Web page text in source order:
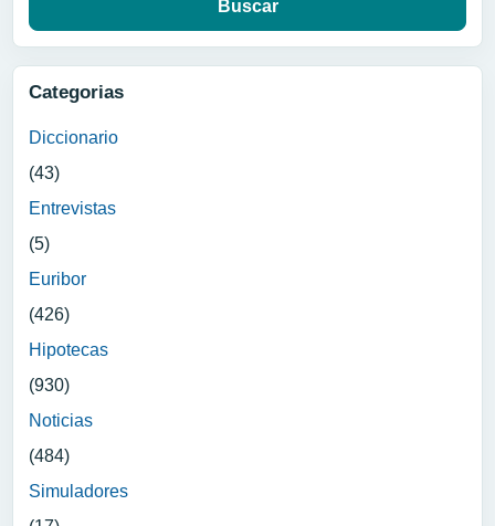
Categorias
Diccionario
(43)
Entrevistas
(5)
Euribor
(426)
Hipotecas
(930)
Noticias
(484)
Simuladores